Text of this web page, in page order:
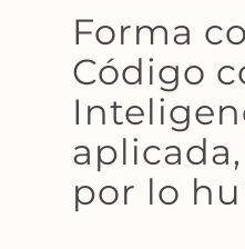
Forma
Código
por lo